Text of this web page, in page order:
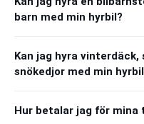
barn med min hyrbil?
Kan jag hyra vinterdäck,
snökedjor med min
Hur betalar jag för mina